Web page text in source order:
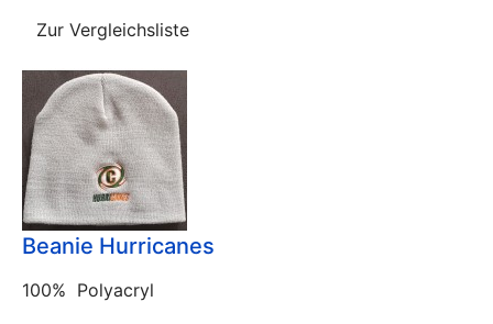
Zur Vergleichsliste
Beanie Hurricanes
100% Polyacryl